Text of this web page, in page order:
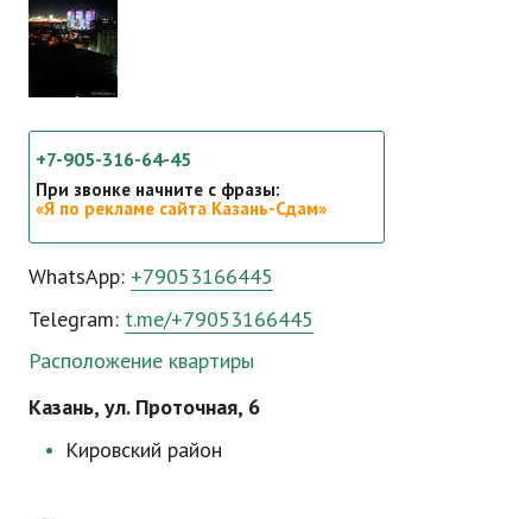
+7-905-316-64-45
При звонке начните с фразы:
«Я по рекламе сайта Казань-Сдам»
WhatsApp: +79053166445
Telegram: t.me/+79053166445
Расположение квартиры
Казань, ул. Проточная, 6
Кировский район